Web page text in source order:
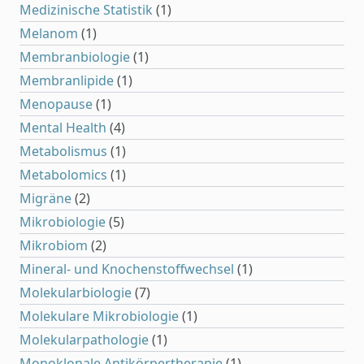
Medizinische Statistik (1)
Melanom (1)
Membranbiologie(1)
Membranlipide(1)
Menopause(1)
Mental Health (4)
Metabolismus (1)
Metabolomics (1)
Migräne(2)
Mikrobiologie(5)
Mikrobiom (2)
Mineral- und Knochenstoffwechsel (1)
Molekularbiologie(7)
Molekulare Mikrobiologie(1)
Molekularpathologie(1)